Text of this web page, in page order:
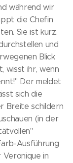
während wir
die Chefin
Sie ist kurz.
und
Blick
wisst ihr, wenn
Der meldet
sich die
Breite schildern
(in der
Ausführung
Veronique in